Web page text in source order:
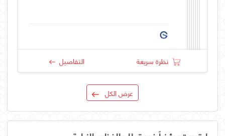
نظرة سريعة التفاصيل
عرض الكل